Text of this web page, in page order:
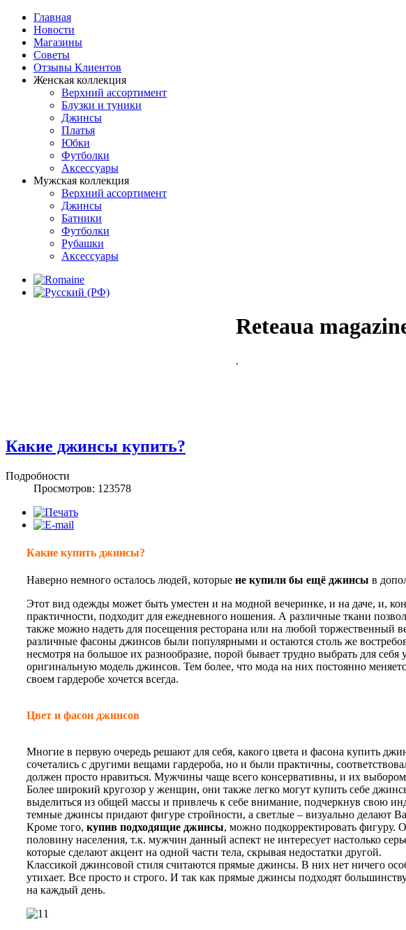
Главная
Новости
Магазины
Советы
Отзывы Клиентов
Женская коллекция
Верхний ассортимент
Блузки и туники
Джинсы
Платья
Юбки
Футболки
Аксессуары
Мужская коллекция
Верхний ассортимент
Джинсы
Батники
Футболки
Рубашки
Аксессуары
Reteaua
.
Какие джинсы купить?
Подробности
Просмотров: 123578
Какие купить джинсы?
Наверно немного осталось людей, которые не купили бы ещё джинсы в
Этот вид одежды может быть уместен и на модной вечеринке, и на даче, и,
практичности, подходит для ежедневного ношения. А различные ткани
также можно надеть для посещения ресторана или на любой торжественный
различные фасоны джинсов были популярными и остаются столь же
несмотря на большое их разнообразие, порой бывает трудно выбрать для
оригинальную модель джинсов. Тем более, что мода на них постоянно
своем гардеробе хочется всегда.
Цвет и фасон джинсов
Многие в первую очередь решают для себя, какого цвета и фасона купить
сочетались с другими вещами гардероба, но и были практичны,
должен просто нравиться. Мужчины чаще всего консервативны, и их
Более широкий кругозор у женщин, они также легко могут купить себе
выделиться из общей массы и привлечь к себе внимание, подчеркнув свою
темные джинсы придают фигуре стройности, а светлые – визуально делают
Кроме того, купив подходящие джинсы, можно подкорректировать фигуру.
половину населения, т.к. мужчин данный аспект не интересует настолько
которые сделают акцент на одной части тела, скрывая недостатки другой.
Классикой джинсовой стиля считаются прямые джинсы. В них нет ничего
утихает. Все просто и строго. И так как прямые джинсы подходят
на каждый день.